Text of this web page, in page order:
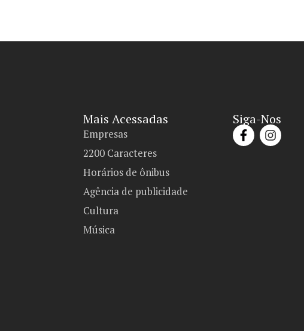
Mais Acessadas
Empresas
2200 Caracteres
Horários de ônibus
Agência de publicidade
Cultura
Música
Siga-Nos